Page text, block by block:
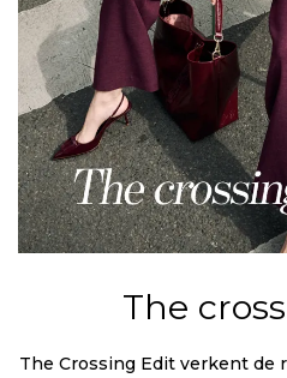
The
The Crossing Edit verkent de